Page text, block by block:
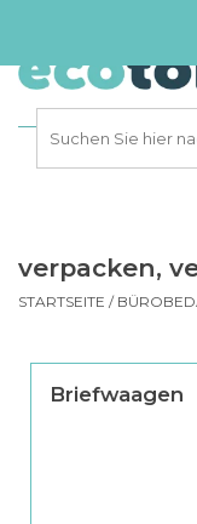
verpacken,
STARTSEITE /
Briefwaagen